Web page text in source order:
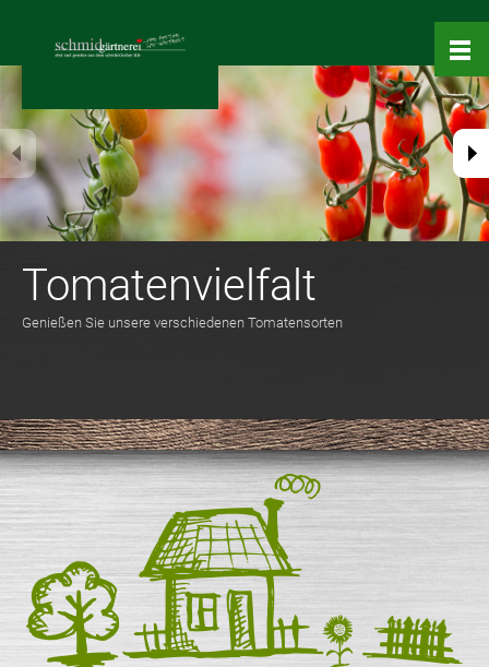
Frischer Salat
Salat aus eigenem Anbau, verschiedene Sorten erhältlich!